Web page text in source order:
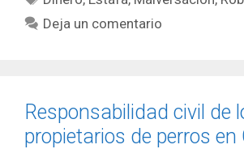
Deja un comentario
Responsabilidad civil de
propietarios de perros en